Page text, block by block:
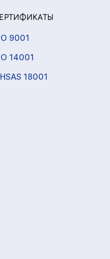
9001
14001
18001